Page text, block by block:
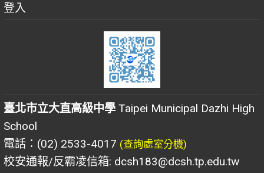
登入
臺北市立大直高級中學 Taipei Municipal Dazhi High
School
電話：(02) 2533-4017 (查詢處室分機)
校安通報/反霸凌信箱: dcsh183@dcsh.tp.edu.tw